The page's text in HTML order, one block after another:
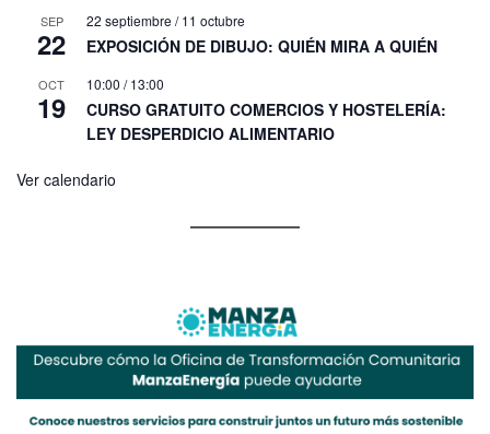
SEP
22
22 septiembre /11 octubre
EXPOSICIÓN DE DIBUJO: QUIÉN MIRA A QUIÉN
OCT
19
10:00 /13:00
CURSO GRATUITO COMERCIOS Y HOSTELERÍA:
LEY DESPERDICIO ALIMENTARIO
Ver calendario